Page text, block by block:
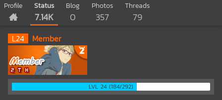
Profile Status
7.14K
Blog
0
Photos
357
Threads
79
L24 Member
LVL 24 (184/292)